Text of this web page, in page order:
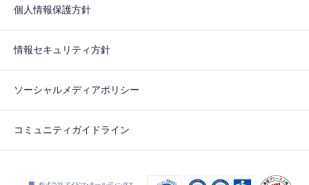
個人情報保護方針
情報セキュリティ方針
ソーシャルメディアポリシー
コミュニティガイドライン